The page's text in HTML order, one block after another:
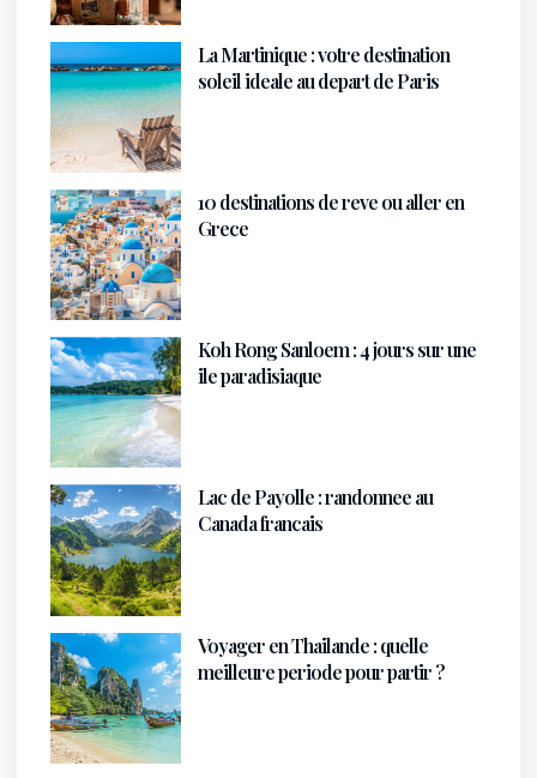
La Martinique : votre destination
soleil ideale au depart de Paris
10 destinations de reve ou aller en
Grece
Koh Rong Sanloem : 4 jours sur une
ile paradisiaque
Lac de Payolle : randonnee au
Canada francais
Voyager en Thailande : quelle
meilleure periode pour partir ?